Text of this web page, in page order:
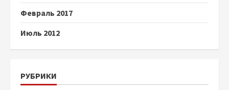
Февраль 2017
Июль 2012
РУБРИКИ